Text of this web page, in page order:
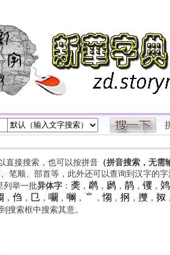
直接搜索，也可以按拼音（拼音搜索，无需
笔顺、部首等，此外还可以查询到汉字的
列举一批异体字： 䶮 ， 䴙， 䴘， 䴖， 䦆， 䴔
， 㑇 ， 㔾 ， 㘚 ， 㘎 ， ⺌ ， 㥮 ， 㧏 ， 㩳， 㧐 ，
搜索框中搜索其意。